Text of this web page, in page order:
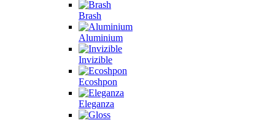
Brash
Aluminium
Invizible
Ecoshpon
Eleganza